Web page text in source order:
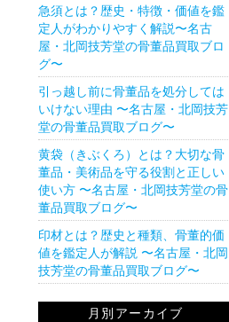
急須とは？歴史・特徴・価値を鑑
定人がわかりやすく解説〜名古
屋・北岡技芳堂の骨董品買取ブロ
グ〜
引っ越し前に骨董品を処分しては
いけない理由 〜名古屋・北岡技芳
堂の骨董品買取ブログ〜
黄袋（きぶくろ）とは？大切な骨
董品・美術品を守る役割と正しい
使い方 〜名古屋・北岡技芳堂の骨
董品買取ブログ〜
印材とは？歴史と種類、骨董的価
値を鑑定人が解説 〜名古屋・北岡
技芳堂の骨董品買取ブログ〜
月別アーカイブ